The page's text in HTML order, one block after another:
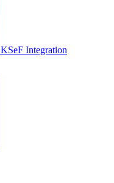
KSeF Integration